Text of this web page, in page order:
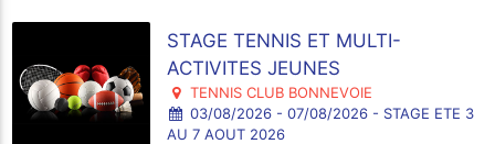
STAGE TENNIS ET MULTI-
ACTIVITES JEUNES
TENNIS CLUB BONNEVOIE
03/08/2026 - 07/08/2026 - STAGE ETE 3
AU 7 AOUT 2026